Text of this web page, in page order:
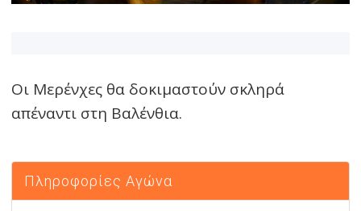
Οι Μερένχες θα δοκιμαστούν σκληρά
απέναντι στη Βαλένθια.
Πληροφορίες Αγώνα